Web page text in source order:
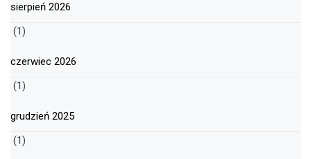
sierpień 2026
(1)
czerwiec 2026
(1)
grudzień 2025
(1)